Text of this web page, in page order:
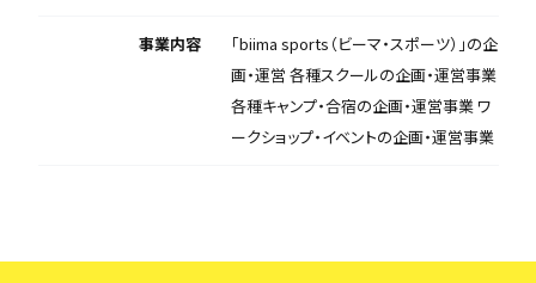
事業内容
「biima sports（ビーマ・スポーツ）」の企
画・運営 各種スクールの企画・運営事業
各種キャンプ・合宿の企画・運営事業 ワ
ークショップ・イベントの企画・運営事業